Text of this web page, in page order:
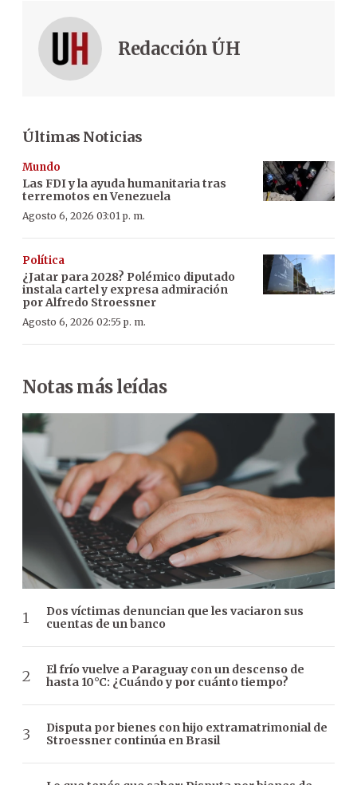
Redacción ÚH
Últimas Noticias
Mundo
Las FDI y la ayuda humanitaria tras
terremotos en Venezuela
Agosto 6, 2026 03:01 p. m.
Política
¿Jatar para 2028? Polémico diputado
instala cartel y expresa admiración
por Alfredo Stroessner
Agosto 6, 2026 02:55 p. m.
Notas más leídas
Dos víctimas denuncian que les vaciaron sus
cuentas de un banco
El frío vuelve a Paraguay con un descenso de
hasta 10°C: ¿Cuándo y por cuánto tiempo?
Disputa por bienes con hijo extramatrimonial de
Stroessner continúa en Brasil